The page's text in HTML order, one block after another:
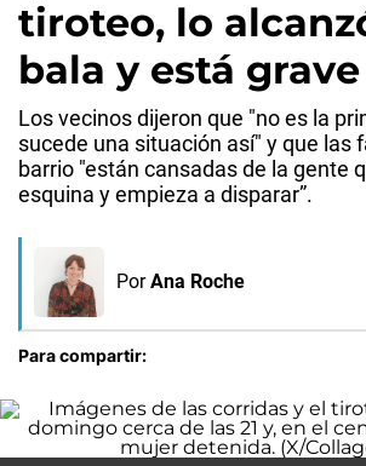
tiroteo, lo
bala y está grave
Los vecinos dijeron que "no es la
sucede una situación así" y que las
barrio "están cansadas de la gente
esquina y empieza a disparar”.
Por Ana Roche
Para compartir: